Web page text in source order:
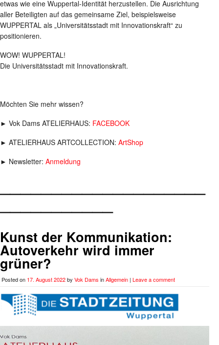
etwas wie eine Wuppertal-Identität herzustellen. Die Ausrichtung
aller Beteiligten auf das gemeinsame Ziel, beispielsweise
WUPPERTAL als „Universitätsstadt mit Innovationskraft“ zu
positionieren.
WOW! WUPPERTAL!
Die Universitätsstadt mit Innovationskraft.
Möchten Sie mehr wissen?
► Vok Dams ATELIERHAUS: FACEBOOK
► ATELIERHAUS ARTCOLLECTION: ArtShop
► Newsletter: Anmeldung
___________
Kunst der Kommunikation:
Autoverkehr wird immer
grüner?
Posted on 17. August 2022by Vok Dams inAllgemein | Leave a comment